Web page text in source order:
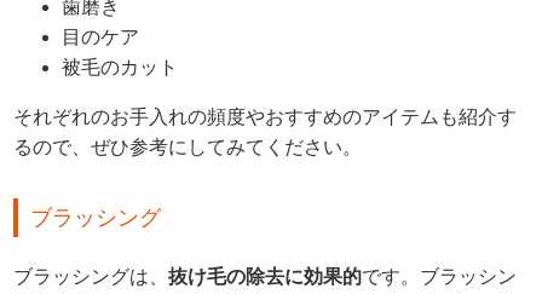
歯磨き
目のケア
被毛のカット
それぞれのお手入れの頻度やおすすめのアイテムも紹介す
るので、ぜひ参考にしてみてください。
ブラッシング
ブラッシングは、抜け毛の除去に効果的です。ブラッシン